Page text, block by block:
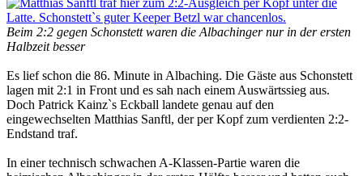
Beim 2:2 gegen Schonstett waren die Albachinger nur in der ersten
Halbzeit besser
Es lief schon die 86. Minute in Albaching. Die Gäste aus Schonstett
lagen mit 2:1 in Front und es sah nach einem Auswärtssieg aus.
Doch Patrick Kainz`s Eckball landete genau auf den
eingewechselten Matthias Sanftl, der per Kopf zum verdienten 2:2-
Endstand traf.
In einer technisch schwachen A-Klassen-Partie waren die